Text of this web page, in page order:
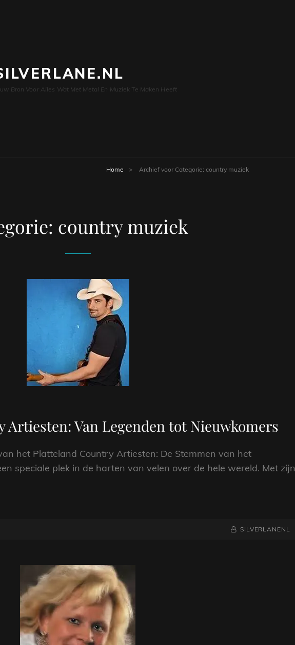
Bron Voor Alles Wat Met Metal En Muziek Te Maken Heeft
Home > Archief voor Categorie: country muziek
country muziek
Artiesten: Van Legenden tot Nieuwkomers
het Platteland Country Artiesten: De Stemmen van het
speciale plek in de harten van velen over de hele wereld. Met zijn
NAAMREGEL
BYLINE
SILVERLANENL